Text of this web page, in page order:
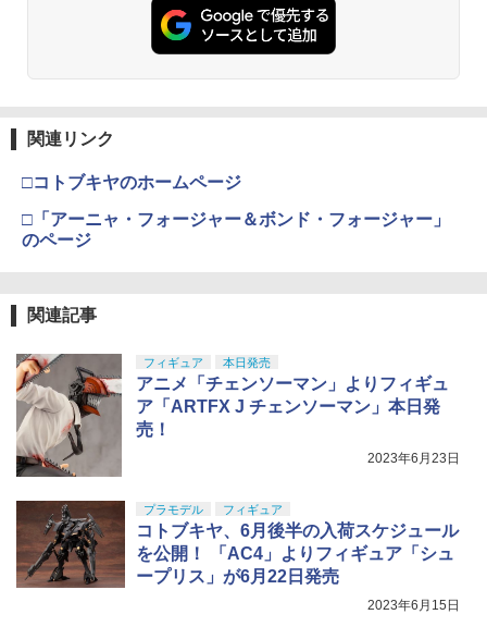
関連リンク
□コトブキヤのホームページ
□「アーニャ・フォージャー＆ボンド・フォージャー」
のページ
関連記事
フィギュア 本日発売
アニメ「チェンソーマン」よりフィギュ
ア「ARTFX J チェンソーマン」本日発
売！
2023年6月23日
プラモデル フィギュア
コトブキヤ、6月後半の入荷スケジュール
を公開！ 「AC4」よりフィギュア「シュ
ープリス」が6月22日発売
2023年6月15日